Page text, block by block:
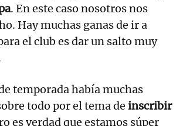
. En este caso nosotros nos
Hay muchas ganas de ir a
el club es dar un salto muy
temporada había muchas
todo por el tema de inscribir
es verdad que estamos súper